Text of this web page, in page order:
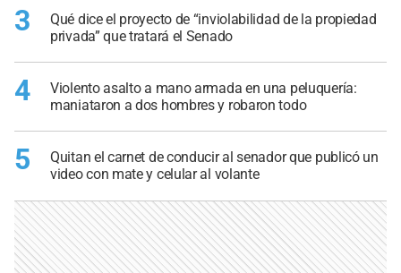
3
Qué dice el proyecto de “inviolabilidad de la propiedad
privada” que tratará el Senado
4
Violento asalto a mano armada en una peluquería:
maniataron a dos hombres y robaron todo
5
Quitan el carnet de conducir al senador que publicó un
video con mate y celular al volante